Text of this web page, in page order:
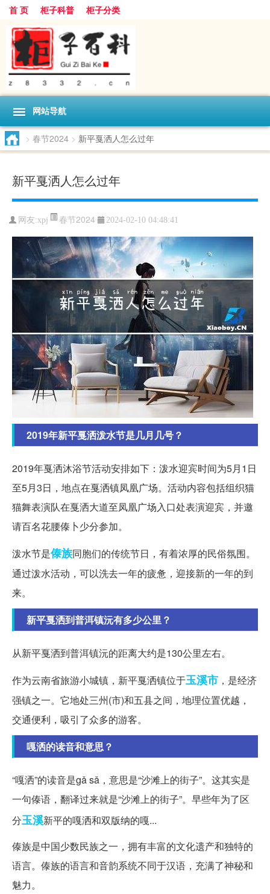
首 页 柜子科普 柜子分类
网站导航
> 春节2024 > 新平戛洒人怎么过年
新平戛洒人怎么过年
网友:xpj 春节2024 2024-02-10 04:48:41
2019年新平戛洒泼水节是几月几号？
2019年戛洒沐浴节活动安排如下：泼水迎宾时间为5月1日
至5月3日，地点在戛洒镇凤凰广场。活动内容包括组织猫
猫舞表演队在戛洒大道至凤凰广场入口处表演迎宾，并邀
请百名花腰傣卜少分参加。
泼水节是傣族同胞们的传统节日，有着浓厚的民俗氛围。
通过泼水活动，可以洗去一年的疲惫，迎接新的一年的到
来。
新平戛洒到普洱镇沅有多少公里？
从新平戛洒到普洱镇沅的距离大约是130公里左右。
作为云南省旅游小城镇，新平戛洒镇位于玉溪市 ，是经济
强镇之一。它地处三州(市)和五县之间，地理位置优越，
交通便利，吸引了众多的游客。
嘎洒的读音和意思？
“嘎洒”的读音是gǎ sǎ，意思是“沙滩上的街子”。这其实是
一句傣语，翻译过来就是“沙滩上的街子”。早些年为了区
分玉溪新平的嘎洒和双版纳的嘎...
傣族是中国少数民族之一，拥有丰富的文化遗产和独特的
语言。傣族的语言和音韵系统不同于汉语，充满了神秘和
魅力。